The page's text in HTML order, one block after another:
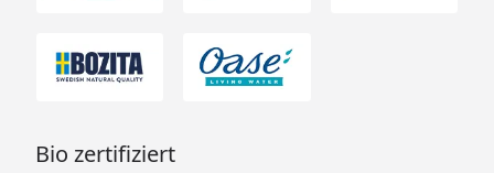
Bio zertifiziert